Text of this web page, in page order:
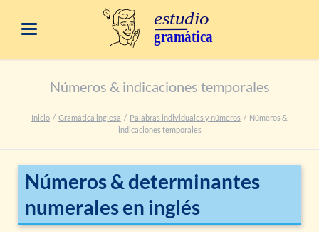
Números & indicaciones temporales
Inicio Gramática inglesa Palabras individuales y números
Números &
indicaciones temporales
Números & determinantes
numerales en inglés